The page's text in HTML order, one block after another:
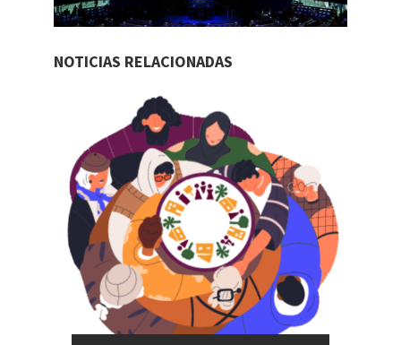
NOTICIAS RELACIONADAS